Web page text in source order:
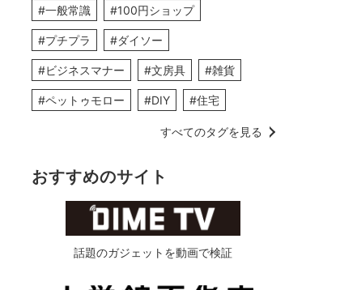
#一般常識 #100円ショップ
#プチプラ #ダイソー
#ビジネスマナー #文房具 #雑貨
#ペットゥモロー #DIY #住宅
すべてのタグを見る
おすすめのサイト
話題のガジェットを動画で検証